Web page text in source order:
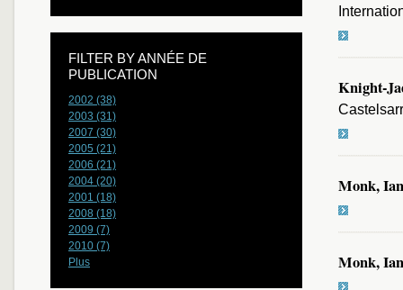
Knight-
Monk, Ian
Monk, Ian
FILTER BY ANNÉE DE
PUBLICATION
2002 (38)
2003 (31)
2007 (30)
2005 (21)
2006 (21)
2004 (20)
2001 (18)
2008 (18)
2009 (7)
2010 (7)
Plus